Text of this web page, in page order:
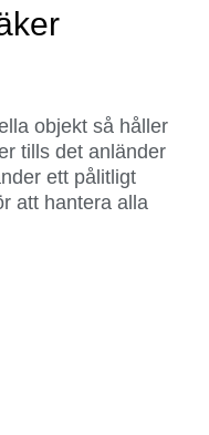
objekt så håller
tills det anländer
ett pålitligt
att hantera alla